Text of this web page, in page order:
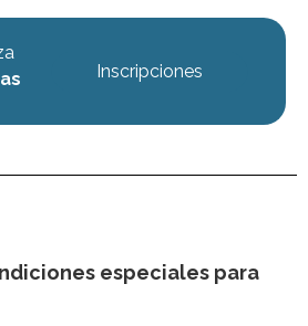
Inscripciones
especiales para